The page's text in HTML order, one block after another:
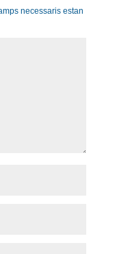
necessaris estan